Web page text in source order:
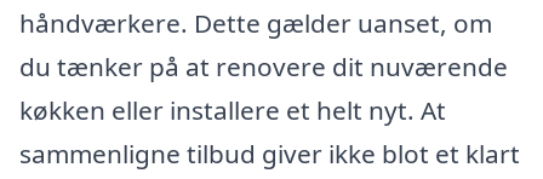
håndværkere. Dette gælder uanset, om
du tænker på at renovere dit nuværende
køkken eller installere et helt nyt. At
sammenligne tilbud giver ikke blot et klart